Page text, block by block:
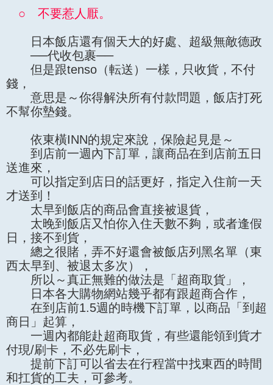
○ 不要惹人厭。
日本飯店還有個天大的好處、超級無敵德政
──代收包裹──
但是跟tenso（転送）一樣，只收貨，不付
錢，
意思是～你得解決所有付款問題，飯店打死
不幫你墊錢。
依東橫INN的規定來說，保險起見是～
到店前一週內下訂單，讓商品在到店前五日
送進來，
可以指定到店日的話更好，指定入住前一天
才送到！
太早到飯店的商品會直接被退貨，
太晚到飯店又怕你入住天數不夠，或者逢假
日，接不到貨，
總之很賭，弄不好還會被飯店列黑名單（東
西太早到、被退太多次），
所以～真正無難的做法是「超商取貨」，
日本各大購物網站幾乎都有跟超商合作，
在到店前1.5週的時機下訂單，以商品「到超
商日」起算，
一週內都能赴超商取貨，有些還能領到貨才
付現/刷卡，不必先刷卡，
提前下訂可以省去在行程當中找東西的時間
和扛貨的工夫，可參考。